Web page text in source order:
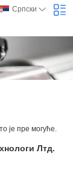
Српски
је пре могуће.
Лтд.